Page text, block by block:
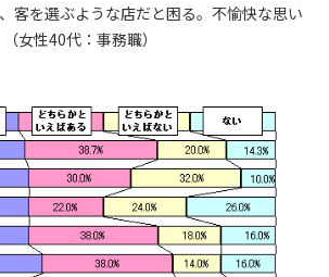
客を選ぶような店だと困る。不愉快な思い
女性40代：事務職）